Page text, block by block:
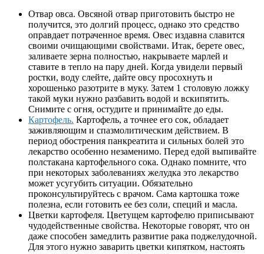
Отвар овса. Овсяной отвар приготовить быстро не
получится, это долгий процесс, однако это средство
оправдает потраченное время. Овес издавна славится
своими очищающими свойствами. Итак, берете овес,
заливаете зерна полностью, накрываете марлей и
ставите в тепло на пару дней. Когда увидели первый
ростки, воду слейте, дайте овсу просохнуть и
хорошенько разотрите в муку. Затем 1 столовую ложку
такой муки нужно разбавить водой и вскипятить.
Снимите с огня, остудите и принимайте до еды.
Картофель. Картофель, а точнее его сок, обладает
заживляющим и спазмолитическим действием. В
период обострения панкреатита и сильных болей это
лекарство особенно незаменимо. Перед едой выпивайте
полстакана картофельного сока. Однако помните, что
при некоторых заболеваниях желудка это лекарство
может усугубить ситуации. Обязательно
проконсультируйтесь с врачом. Сама картошка тоже
полезна, если готовить ее без соли, специй и масла.
Цветки картофеля. Цветущем картофелю приписывают
чудодейственные свойства. Некоторые говорят, что он
даже способен замедлить развитие рака поджелудочной.
Для этого нужно заварить цветки кипятком, настоять